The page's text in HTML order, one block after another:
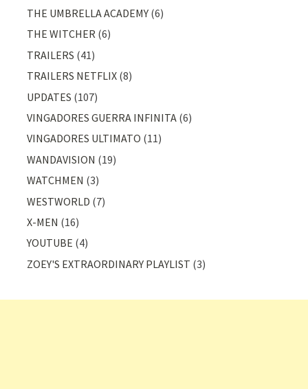
THE UMBRELLA ACADEMY (6)
THE WITCHER (6)
TRAILERS (41)
TRAILERS NETFLIX (8)
UPDATES (107)
VINGADORES GUERRA INFINITA (6)
VINGADORES ULTIMATO (11)
WANDAVISION (19)
WATCHMEN (3)
WESTWORLD (7)
X-MEN (16)
YOUTUBE (4)
ZOEY'S EXTRAORDINARY PLAYLIST (3)